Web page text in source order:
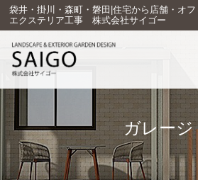
袋井・掛川・森町・磐田|住宅から店舗・オ
エクステリア工事 株式会社サイゴー
ガレージ